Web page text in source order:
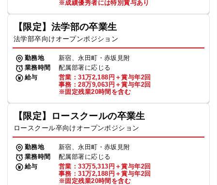
※成績優秀者には特別賞与あり
【限定】法学部の卒業生
法学部卒向けオープンポジション
勤務地
新宿、永田町・赤坂見附
業務時間
配属部署に応じる
給与
営業：31万2,188円＋賞与年2回
事務：28万9,063円＋賞与年2回
※固定残業20時間を含む
【限定】ロースクールの卒業生
ロースクール卒向けオープンポジション
勤務地
新宿、永田町・赤坂見附
業務時間
配属部署に応じる
給与
営業：33万5,313円＋賞与年2回
事務：31万2,188円＋賞与年2回
※固定残業20時間を含む